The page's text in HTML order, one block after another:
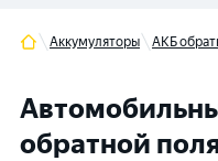
Аккумуляторы АКБ
обратной